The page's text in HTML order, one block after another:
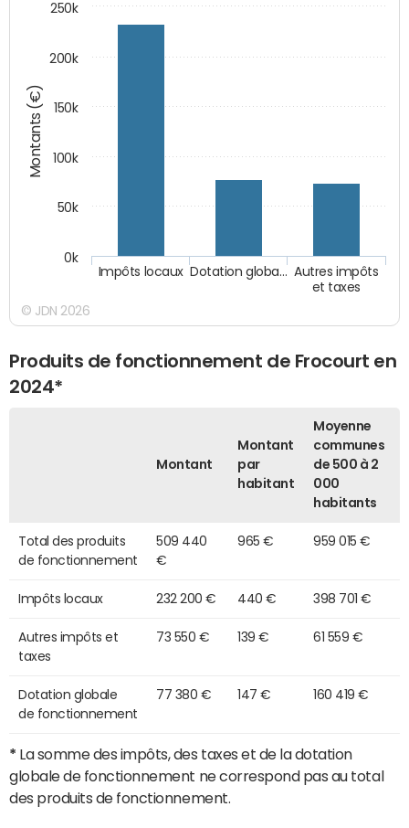
Montants (€)
Autres impôts
et taxes
Dotation globa…
Impôts locaux
0k
50k
100k
150k
200k
250k
© JDN 2026
Produits de fonctionnement de Frocourt en
2024*
Montant
Montant
par
habitant
Moyenne
communes
de 500 à 2
000
habitants
Total des produits
de fonctionnement
509 440
€
965 € 959 015 €
Impôts locaux 232 200 € 440 € 398 701 €
Autres impôts et
taxes
73 550 € 139 € 61 559 €
Dotation globale
de fonctionnement
77 380 € 147 € 160 419 €
* La somme des impôts, des taxes et de la dotation
globale de fonctionnement ne correspond pas au total
des produits de fonctionnement.